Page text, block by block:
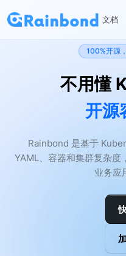
文档
100%开源
不用懂
开源
Rainbond 是基于
YAML、容器和集群复杂度
业务应